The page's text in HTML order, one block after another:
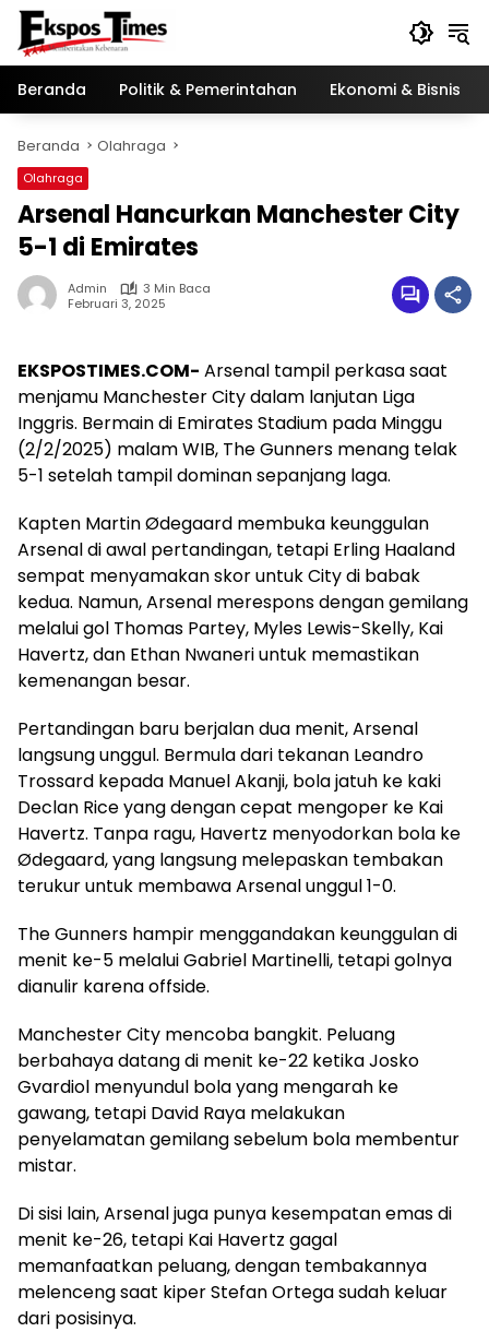
Langsung
konten
Beranda
Politik & Pemerintahan Ekonomi & Bisnis
Beranda Olahraga
Olahraga
Arsenal Hancurkan Manchester City
5-1 di Emirates
Admin
3 Min Baca
Februari 3, 2025
EKSPOSTIMES.COM- Arsenal tampil perkasa saat
menjamu Manchester City dalam lanjutan Liga
Inggris. Bermain di Emirates Stadium pada Minggu
(2/2/2025) malam WIB, The Gunners menang telak
5-1 setelah tampil dominan sepanjang laga.
Kapten Martin Ødegaard membuka keunggulan
Arsenal di awal pertandingan, tetapi Erling Haaland
sempat menyamakan skor untuk City di babak
kedua. Namun, Arsenal merespons dengan gemilang
melalui gol Thomas Partey, Myles Lewis-Skelly, Kai
Havertz, dan Ethan Nwaneri untuk memastikan
kemenangan besar.
Pertandingan baru berjalan dua menit, Arsenal
langsung unggul. Bermula dari tekanan Leandro
Trossard kepada Manuel Akanji, bola jatuh ke kaki
Declan Rice yang dengan cepat mengoper ke Kai
Havertz. Tanpa ragu, Havertz menyodorkan bola ke
Ødegaard, yang langsung melepaskan tembakan
terukur untuk membawa Arsenal unggul 1-0.
The Gunners hampir menggandakan keunggulan di
menit ke-5 melalui Gabriel Martinelli, tetapi golnya
dianulir karena offside.
Manchester City mencoba bangkit. Peluang
berbahaya datang di menit ke-22 ketika Josko
Gvardiol menyundul bola yang mengarah ke
gawang, tetapi David Raya melakukan
penyelamatan gemilang sebelum bola membentur
mistar.
Di sisi lain, Arsenal juga punya kesempatan emas di
menit ke-26, tetapi Kai Havertz gagal
memanfaatkan peluang, dengan tembakannya
melenceng saat kiper Stefan Ortega sudah keluar
dari posisinya.